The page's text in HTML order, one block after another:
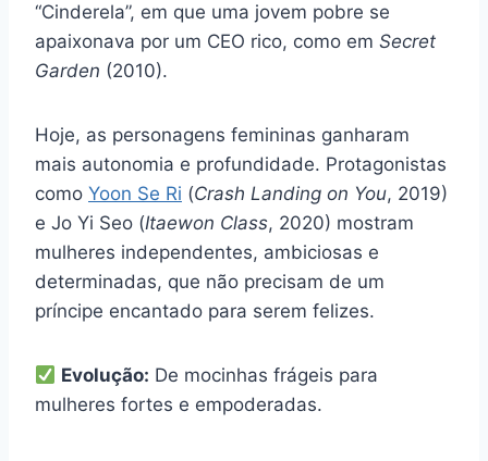
“Cinderela”, em que uma jovem pobre se
apaixonava por um CEO rico, como em Secret
Garden (2010).
Hoje, as personagens femininas ganharam
mais autonomia e profundidade. Protagonistas
como Yoon Se Ri (Crash Landing on You, 2019)
e Jo Yi Seo (Itaewon Class, 2020) mostram
mulheres independentes, ambiciosas e
determinadas, que não precisam de um
príncipe encantado para serem felizes.
Evolução: De mocinhas frágeis para
mulheres fortes e empoderadas.